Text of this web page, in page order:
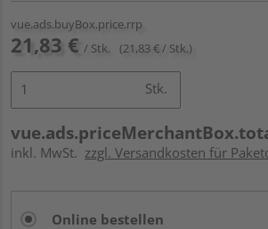
vue.ads.buyBox.price.rrp
21,83 € / Stk. (21,83 € / Stk.)
Stk.
inkl. MwSt. zzgl. Versandkosten für
Online bestellen